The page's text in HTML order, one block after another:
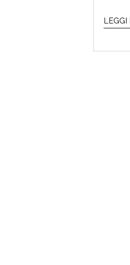
LEGGI